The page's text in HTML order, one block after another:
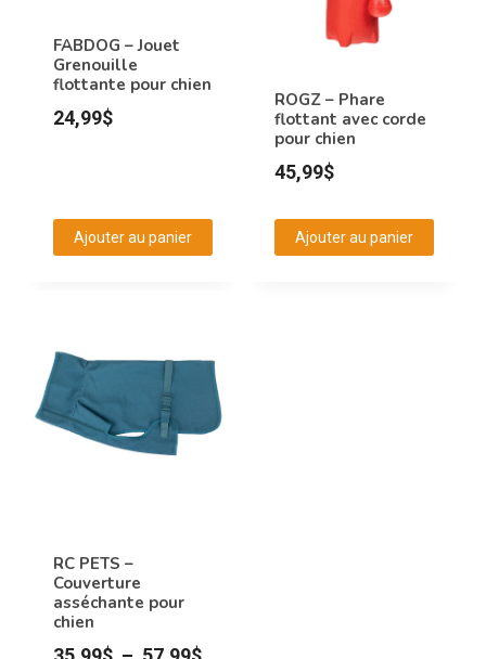
FABDOG – Jouet
Grenouille
flottante pour chien
24,99$
Ajouter au panier
ROGZ – Phare
flottant avec corde
pour chien
45,99$
Ajouter au panier
RC PETS –
Couverture
asséchante pour
chien
Plage